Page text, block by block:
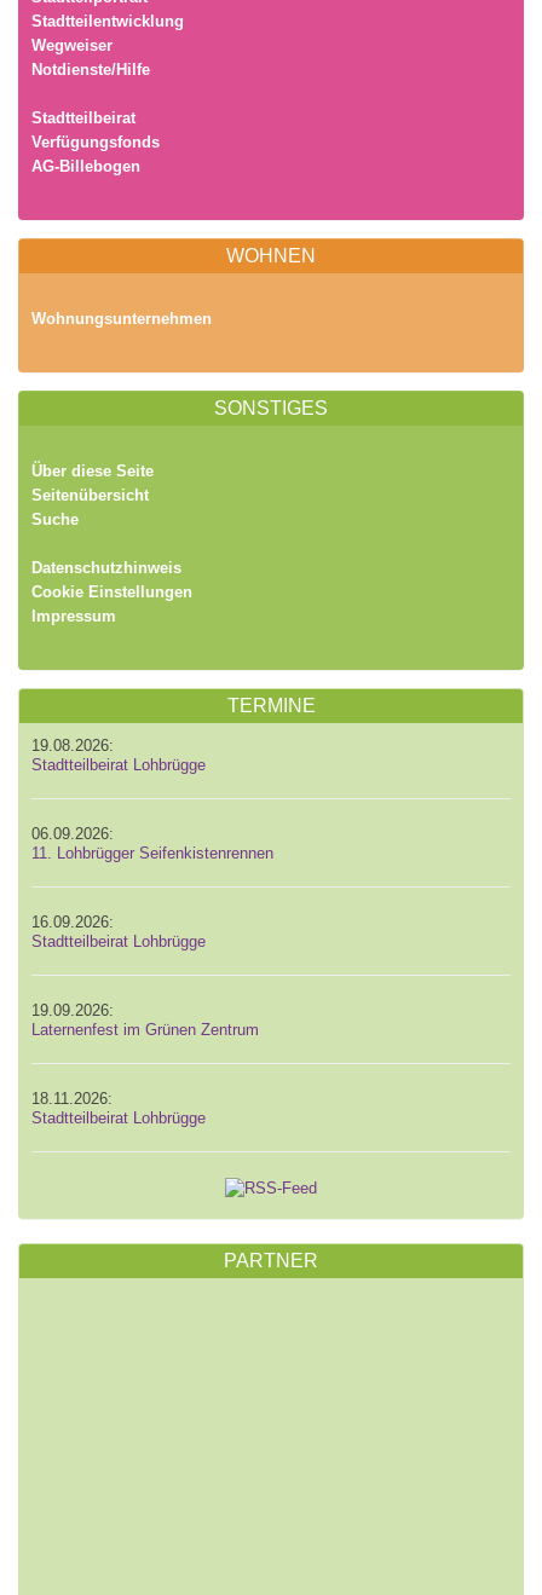
Stadtteilentwicklung
Wegweiser
Notdienste/Hilfe
Stadtteilbeirat
Verfügungsfonds
AG-Billebogen
WOHNEN
Wohnungsunternehmen
SONSTIGES
Über diese Seite
Seitenübersicht
Suche
Datenschutzhinweis
Cookie Einstellungen
Impressum
TERMINE
19.08.2026:
Stadtteilbeirat Lohbrügge
06.09.2026:
11. Lohbrügger Seifenkistenrennen
16.09.2026:
Stadtteilbeirat Lohbrügge
19.09.2026:
Laternenfest im Grünen Zentrum
18.11.2026:
Stadtteilbeirat Lohbrügge
PARTNER